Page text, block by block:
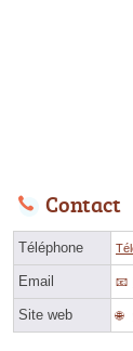
Contact
Téléphone
Email
Site web